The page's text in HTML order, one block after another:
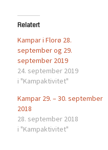
Relatert
Kampar i Florø 28.
september og 29.
september 2019
24. september 2019
i "Kampaktivitet"
Kampar 29. – 30. september
2018
28. september 2018
i "Kampaktivitet"